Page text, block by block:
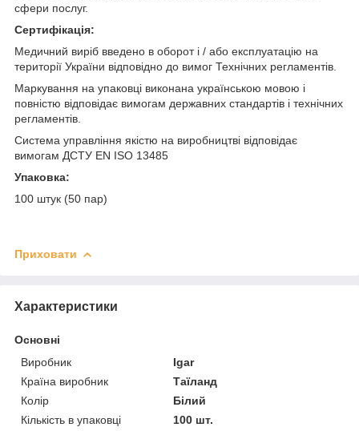
сфери послуг.
Сертифікація:
Медичний виріб введено в оборот і / або експлуатацію на
території України відповідно до вимог Технічних регламентів.
Маркування на упаковці виконана українською мовою і
повністю відповідає вимогам державних стандартів і технічних
регламентів.
Система управління якістю на виробництві відповідає
вимогам ДСТУ EN ISO 13485
Упаковка:
100 штук (50 пар)
Приховати
Характеристики
Основні
Виробник
Igar
Країна виробник
Таїланд
Колір
Білий
Кількість в упаковці
100 шт.